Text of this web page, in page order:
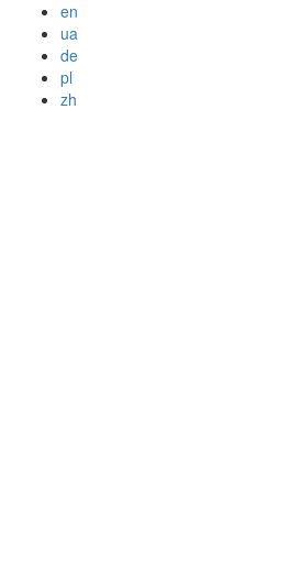
en
ua
de
pl
zh